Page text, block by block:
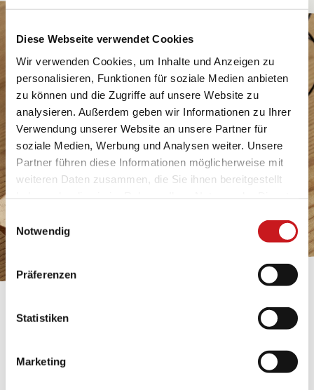
Diese Webseite verwendet Cookies
Wir verwenden Cookies, um Inhalte und Anzeigen zu
personalisieren, Funktionen für soziale Medien anbieten
zu können und die Zugriffe auf unsere Website zu
analysieren. Außerdem geben wir Informationen zu Ihrer
Verwendung unserer Website an unsere Partner für
soziale Medien, Werbung und Analysen weiter. Unsere
Partner führen diese Informationen möglicherweise mit
weiteren Daten zusammen, die Sie ihnen bereitgestellt
Datenschutzhinweisen
mehr darüber, wer wir sind, wie
personenbezogene Daten verarbeiten. Hier geht’s zum
Impressum.
Notwendig
Präferenzen
Statistiken
Marketing
Glänzende Ideen mit wasserfestem Papier. Perfekt zu